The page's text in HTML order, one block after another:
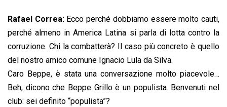
Rafael Correa:Ecco perché dobbiamo essere molto cauti,
perché almeno in America Latina si parla di lotta contro la
corruzione. Chi la combatterà? Il caso più concreto è quello
del nostro amico comune Ignacio Lula da Silva.
Caro Beppe, è stata una conversazione molto piacevole…
Beh, dicono che Beppe Grillo è un populista. Benvenuti nel
club: sei definito “populista”?